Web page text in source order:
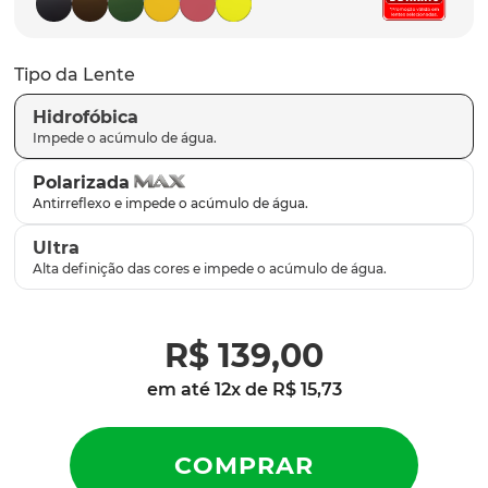
Tipo da Lente
Hidrofóbica
Polarizada
Ultra
R$ 139,00
em até 12x de R$ 15,73
9º latch